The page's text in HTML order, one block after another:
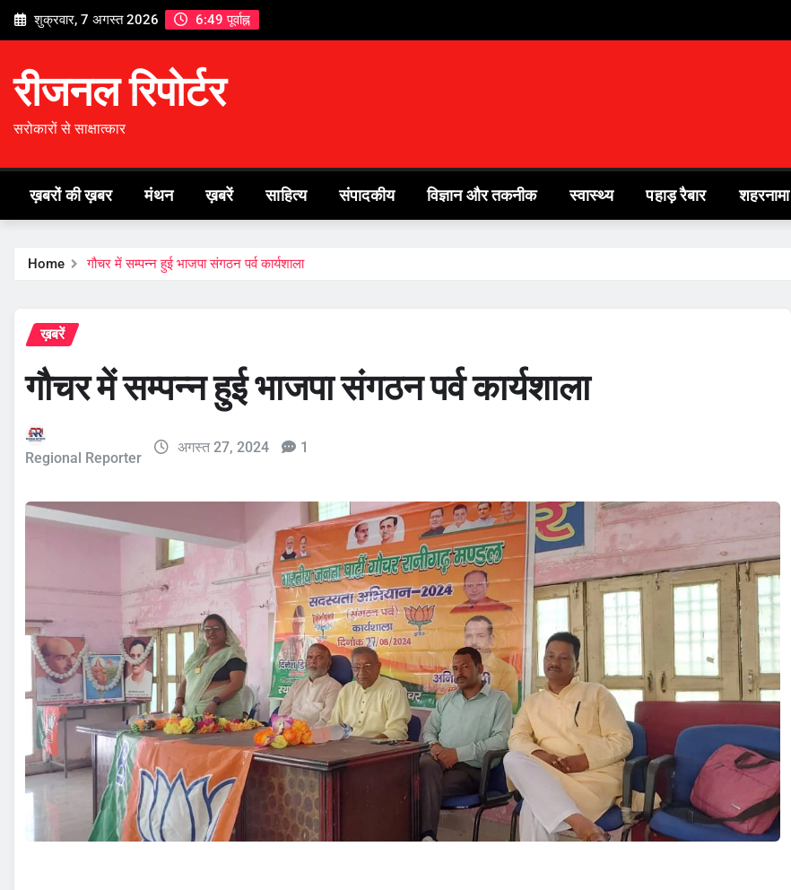
Skip
शुक्रवार, 7 अगस्त 2026 6:49 पूर्वाह्न
रीजनल रिपोर्टर
सरोकारों से साक्षात्कार
ख़बरों की ख़बर मंथन ख़बरें साहित्य संपादकीय विज्ञान और तकनीक स्वास्थ्य पहाड़ रैबार शहरनामा
Home गौचर में सम्पन्न हुई भाजपा संगठन पर्व कार्यशाला
ख़बरें
गौचर में सम्पन्न हुई भाजपा संगठन पर्व कार्यशाला
Regional Reporter
अगस्त 27, 2024 1